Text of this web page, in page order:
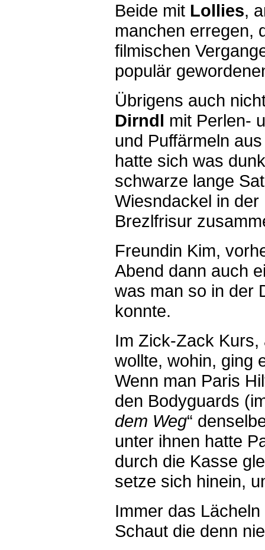
Beide mit Lollies,
manchen erregen,
filmischen
populär
Übrigens auch
Dirndl mit Perlen-
und Puffärmeln
hatte sich was
schwarze lange
Wiesndackel in
Brezlfrisur
Freundin Kim,
Abend dann auch
was man so in der
konnte.
Im Zick-Zack
wollte, wohin, ging
Wenn man Paris
den Bodyguards
dem Weg“
unter ihnen hatte
durch die Kasse
setze sich hinein,
Immer das
Schaut die denn